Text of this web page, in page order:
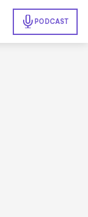
PODCAST